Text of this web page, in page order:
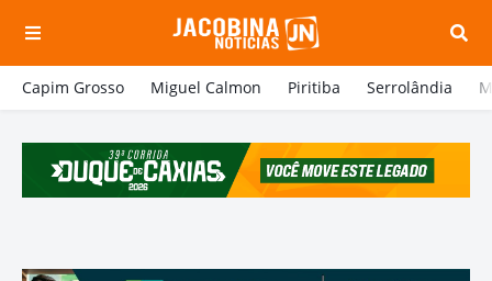
Capim Grosso Miguel Calmon Piritiba Serrolândia